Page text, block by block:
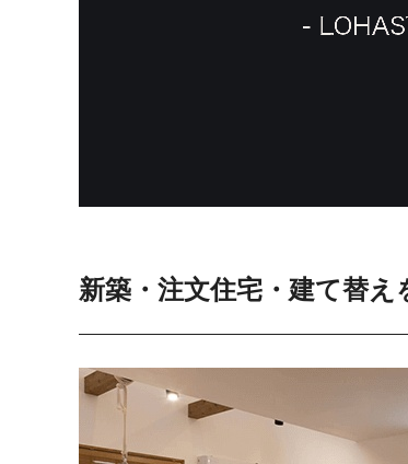
新築・注文住宅・建て替